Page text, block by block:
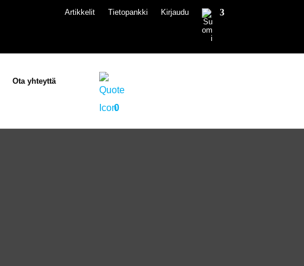
Artikkelit Tietopankki Kirjaudu
Ota yhteyttä
0